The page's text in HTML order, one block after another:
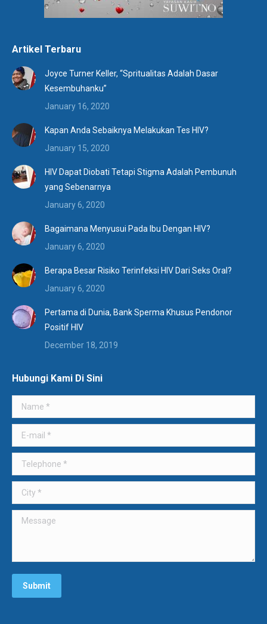
Artikel Terbaru
Joyce Turner Keller, “Spritualitas Adalah Dasar
Kesembuhanku”
January 16, 2020
Kapan Anda Sebaiknya Melakukan Tes HIV?
January 15, 2020
HIV Dapat Diobati Tetapi Stigma Adalah Pembunuh
yang Sebenarnya
January 6, 2020
Bagaimana Menyusui Pada Ibu Dengan HIV?
January 6, 2020
Berapa Besar Risiko Terinfeksi HIV Dari Seks Oral?
January 6, 2020
Pertama di Dunia, Bank Sperma Khusus Pendonor
Positif HIV
December 18, 2019
Hubungi Kami Di Sini
Name *
E-mail *
Telephone *
City *
Message
Submit